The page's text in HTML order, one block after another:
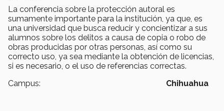
La conferencia sobre la protección autoral es
sumamente importante para la institución, ya que, es
una universidad que busca reducir y concientizar a sus
alumnos sobre los delitos a causa de copia o robo de
obras producidas por otras personas, así como su
correcto uso, ya sea mediante la obtención de licencias,
si es necesario, o el uso de referencias correctas.
Campus:
Chihuahua